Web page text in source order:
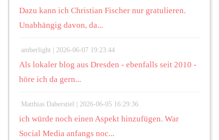
Dazu kann ich Christian Fischer nur gratulieren.
Unabhängig davon, da...
amberlight | 2026-06-07 19:23:44
Als lokaler blog aus Dresden - ebenfalls seit 2010 -
höre ich da gern...
Matthias Daberstiel | 2026-06-05 16:29:36
ich würde noch einen Aspekt hinzufügen. War
Social Media anfangs noc...